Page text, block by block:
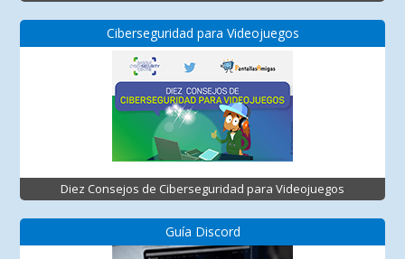
Ciberseguridad para Videojuegos
Diez Consejos de Ciberseguridad para Videojuegos
Guía Discord